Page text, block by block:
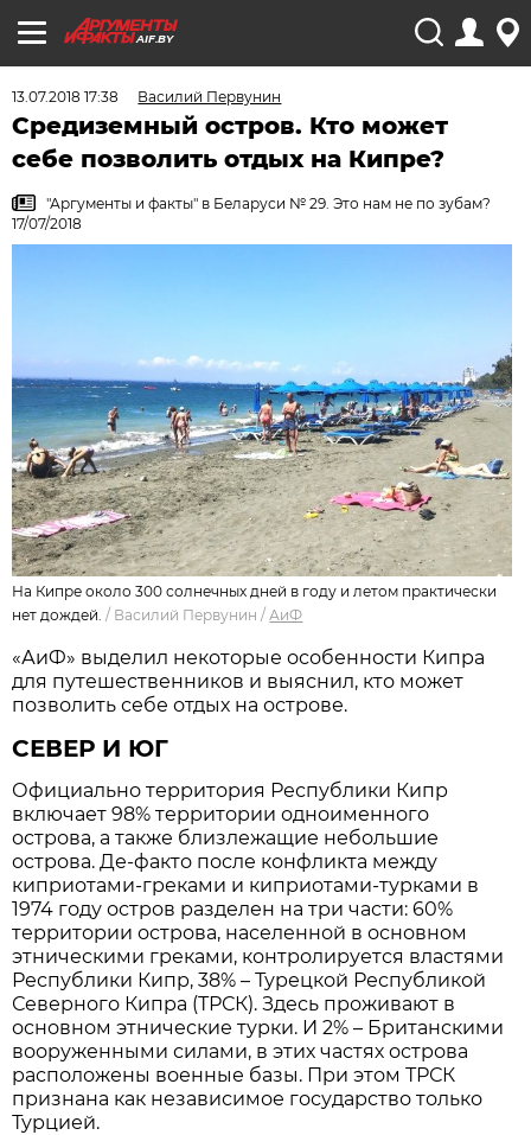
AIF.BY
13.07.2018 17:38 Василий Первунин
Средиземный остров. Кто может
себе позволить отдых на Кипре?
"Аргументы и факты" в Беларуси № 29. Это нам не по зубам?
17/07/2018
На Кипре около 300 солнечных дней в году и летом практически
нет дождей./ Василий Первунин / АиФ
«АиФ» выделил некоторые особенности Кипра
для путешественников и выяснил, кто может
позволить себе отдых на острове.
СЕВЕР И ЮГ
Официально территория Республики Кипр
включает 98% территории одноименного
острова, а также близлежащие небольшие
острова. Де-факто после конфликта между
киприотами-греками и киприотами-турками в
1974 году остров разделен на три части: 60%
территории острова, населенной в основном
этническими греками, контролируется властями
Республики Кипр, 38% – Турецкой Республикой
Северного Кипра (ТРСК). Здесь проживают в
основном этнические турки. И 2% – Британскими
вооруженными силами, в этих частях острова
расположены военные базы. При этом ТРСК
признана как независимое государство только
Турцией.